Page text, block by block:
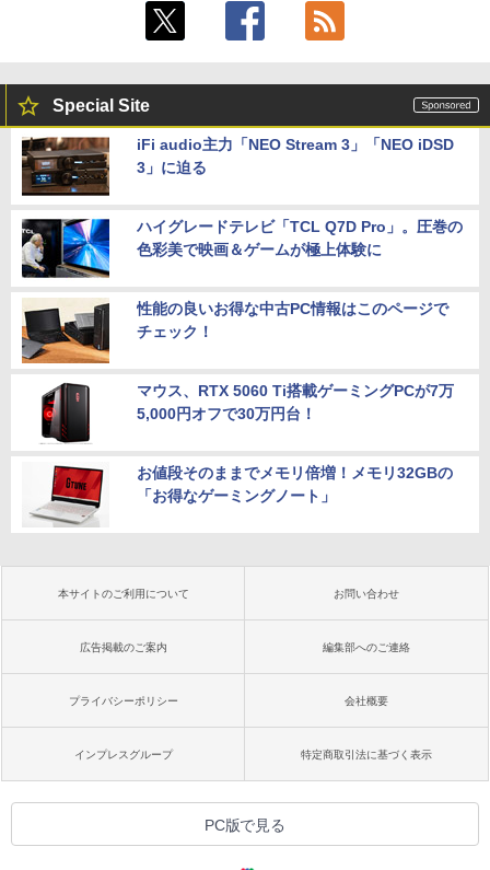
Special Site
iFi audio主力「NEO Stream 3」「NEO iDSD
3」に迫る
ハイグレードテレビ「TCL Q7D Pro」。圧巻の
色彩美で映画＆ゲームが極上体験に
性能の良いお得な中古PC情報はこのページで
チェック！
マウス、RTX 5060 Ti搭載ゲーミングPCが7万
5,000円オフで30万円台！
お値段そのままでメモリ倍増！メモリ32GBの
「お得なゲーミングノート」
本サイトのご利用について お問い合わせ
広告掲載のご案内 編集部へのご連絡
プライバシーポリシー 会社概要
インプレスグループ 特定商取引法に基づく表示
PC版で見る